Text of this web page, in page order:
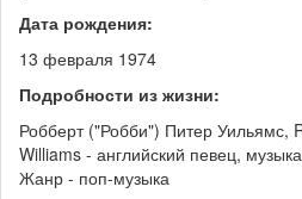
Дата рождения:
13 февраля 1974
Подробности из жизни:
Робберт ("Робби") Питер Уильямс,
Williams - английский певец,
Жанр - поп-музыка